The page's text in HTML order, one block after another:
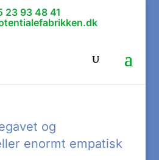
23 93 48 41